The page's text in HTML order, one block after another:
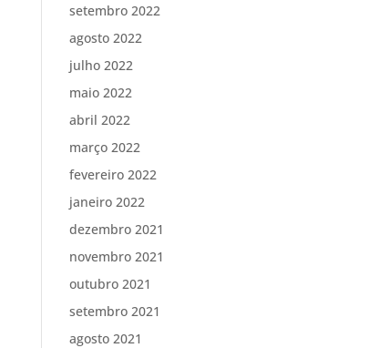
setembro 2022
agosto 2022
julho 2022
maio 2022
abril 2022
março 2022
fevereiro 2022
janeiro 2022
dezembro 2021
novembro 2021
outubro 2021
setembro 2021
agosto 2021